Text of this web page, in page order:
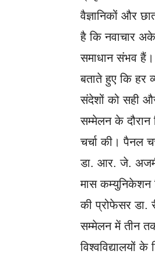
वैज्ञानिकों और
है कि नवाचार
समाधान संभव हैं।
बताते हुए कि हर
संदेशों को सही
सम्मेलन के दौरान
चर्चा की। पैनल
डा. आर. जे.
मास कम्युनिकेशन
की प्रोफेसर डा.
सम्मेलन में तीन
विश्वविद्यालयों